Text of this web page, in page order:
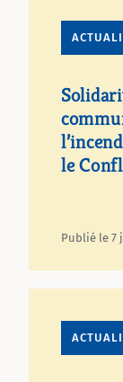
le
Publié le 7